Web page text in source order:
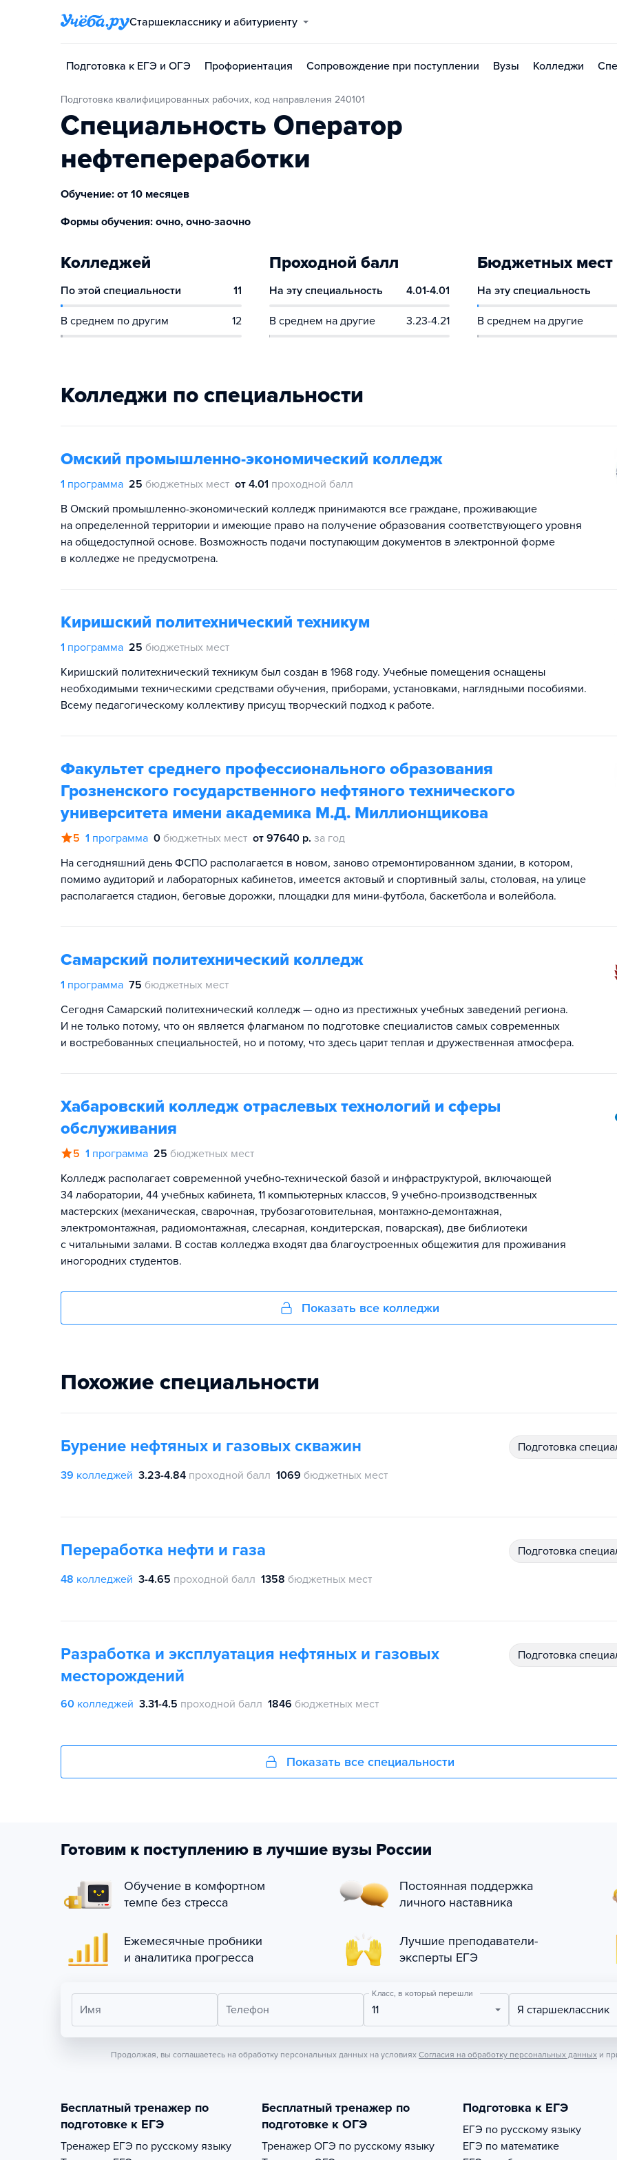
Старшекласснику и абитуриенту
Подготовка к ЕГЭ и ОГЭ Профориентация Сопровождение при поступлении Вузы Колледжи
Подготовка квалифицированных рабочих, код направления 240101
Специальность Оператор
нефтепереработки
Обучение: от 10 месяцев
Формы обучения: очно, очно-заочно
Колледжей
По этой специальности 11
В среднем по другим 12
Проходной балл
На эту специальность 4.01-4.01
В среднем на другие 3.23-4.21
Бюджетных мест
На эту специальность
В среднем на другие
Колледжи по специальности
Омский промышленно-экономический колледж
1 программа 25 бюджетных мест от 4.01 проходной балл
В Омский промышленно-экономический колледж принимаются все граждане, проживающие
на определенной территории и имеющие право на получение образования соответствующего уровня
на общедоступной основе. Возможность подачи поступающим документов в электронной форме
в колледже не предусмотрена.
Киришский политехнический техникум
1 программа 25 бюджетных мест
Киришский политехнический техникум был создан в 1968 году. Учебные помещения оснащены
необходимыми техническими средствами обучения, приборами, установками, наглядными пособиями.
Всему педагогическому коллективу присущ творческий подход к работе.
Факультет среднего профессионального образования
Грозненского государственного нефтяного технического
университета имени академика М.Д. Миллионщикова
5 1 программа 0 бюджетных мест от 97640 р. за год
На сегодняшний день ФСПО располагается в новом, заново отремонтированном здании, в котором,
помимо аудиторий и лабораторных кабинетов, имеется актовый и спортивный залы, столовая, на улице
располагается стадион, беговые дорожки, площадки для мини-футбола, баскетбола и волейбола.
Самарский политехнический колледж
1 программа 75 бюджетных мест
Сегодня Самарский политехнический колледж — одно из престижных учебных заведений региона.
И не только потому, что он является флагманом по подготовке специалистов самых современных
и востребованных специальностей, но и потому, что здесь царит теплая и дружественная атмосфера.
Хабаровский колледж отраслевых технологий и сферы
обслуживания
5 1 программа 25 бюджетных мест
Колледж располагает современной учебно-технической базой и инфраструктурой, включающей
34 лаборатории, 44 учебных кабинета, 11 компьютерных классов, 9 учебно-производственных
мастерских (механическая, сварочная, трубозаготовительная, монтажно-демонтажная,
электромонтажная, радиомонтажная, слесарная, кондитерская, поварская), две библиотеки
с читальными залами. В состав колледжа входят два благоустроенных общежития для проживания
иногородних студентов.
Показать все колледжи
Похожие специальности
Бурение нефтяных и газовых скважин подготовка
39 колледжей 3.23-4.84 проходной балл 1069 бюджетных мест
Переработка нефти и газа подготовка
48 колледжей 3-4.65 проходной балл 1358 бюджетных мест
Разработка и эксплуатация нефтяных и газовых
месторождений
подготовка
60 колледжей 3.31-4.5 проходной балл 1846 бюджетных мест
Показать все специальности
Готовим к поступлению в лучшие вузы России
Обучение в комфортном
темпе без стресса
Постоянная поддержка
личного наставника
Ежемесячные пробники
и аналитика прогресса
Лучшие преподаватели-
эксперты ЕГЭ
Имя Телефон
Класс, в который перешли
11 Я старшеклассник
Продолжая, вы соглашаетесь на обработку персональных данных на условиях Согласия на обработку персональных данных и
Бесплатный тренажер по
подготовке к ЕГЭ
Тренажер ЕГЭ по русскому языку
Бесплатный тренажер по
подготовке к ОГЭ
Тренажер ОГЭ по русскому языку
Подготовка к ЕГЭ
ЕГЭ по русскому языку
ЕГЭ по математике